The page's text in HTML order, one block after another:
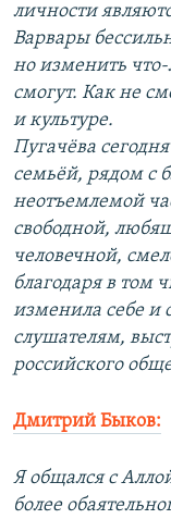
личности
Варвары
но изменить
смогут. Как не
и культуре.
Пугачёва
семьёй, рядом с
неотъемлемой
свободной,
человечной,
благодаря в том
изменила себе и
слушателям,
российского
Дмитрий Быков:
Я общался с
более